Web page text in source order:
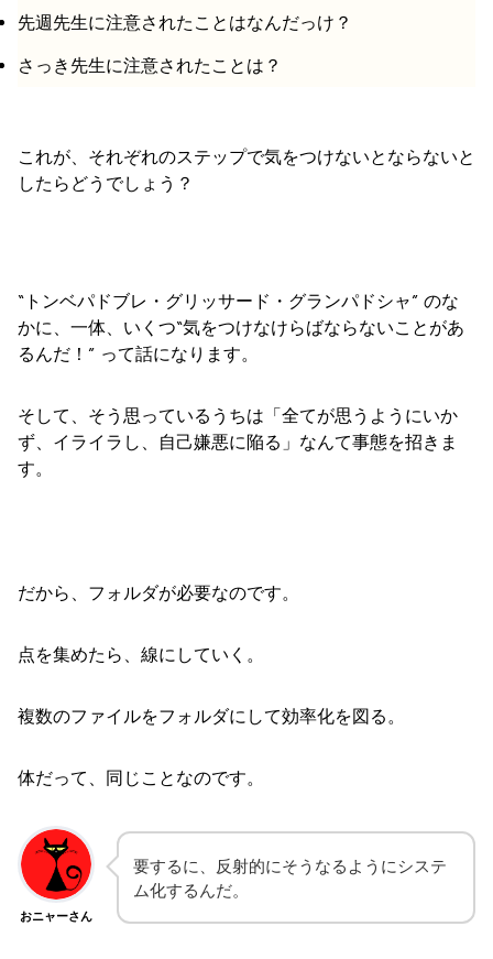
先週先生に注意されたことはなんだっけ？
さっき先生に注意されたことは？
これが、それぞれのステップで気をつけないとならないと
したらどうでしょう？
“トンベパドブレ・グリッサード・グランパドシャ” のな
かに、一体、いくつ“気をつけなけらばならないことがあ
るんだ！” って話になります。
そして、そう思っているうちは「全てが思うようにいか
ず、イライラし、自己嫌悪に陥る」なんて事態を招きま
す。
だから、フォルダが必要なのです。
点を集めたら、線にしていく。
複数のファイルをフォルダにして効率化を図る。
体だって、同じことなのです。
おニャーさん
要するに、反射的にそうなるようにシステ
ム化するんだ。